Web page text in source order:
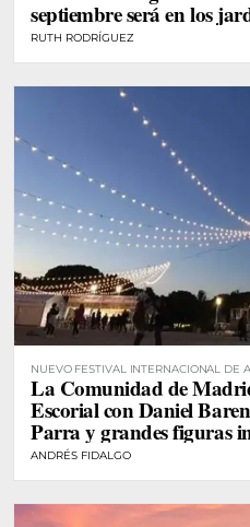
septiembre será en los
RUTH RODRÍGUEZ
NUEVO FESTIVAL INTERNACIONAL DE
DE MADRID
La Comunidad de
Escorial con Daniel
Parra y grandes figuras
ANDRÉS FIDALGO